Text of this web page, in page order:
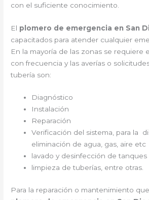
con el suficiente conocimiento.
El plomero de emergencia en San
capacitados para atender cualquier
En la mayoría de las zonas se requiere
con frecuencia y las averías o
tubería son:
Diagnóstico
Instalación
Reparación
Verificación del sistema, para la
eliminación de agua, gas, aire etc
lavado y desinfección de tanques
limpieza de tuberías, entre otras.
Para la reparación o mantenimiento